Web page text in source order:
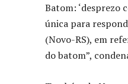
Batom: ‘desprezo
única para
(Novo-RS), em
do batom”,